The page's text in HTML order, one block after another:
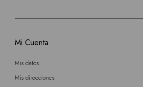
Mi Cuenta
Mis datos
Mis direcciones